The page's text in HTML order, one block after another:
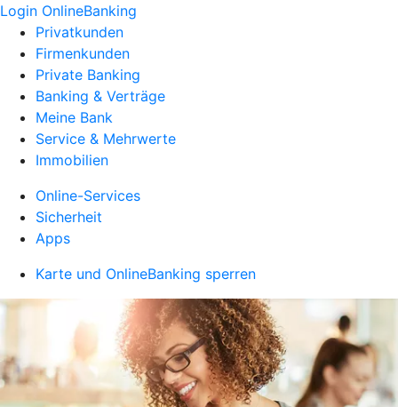
Login OnlineBanking
Privatkunden
Firmenkunden
Private Banking
Banking & Verträge
Meine Bank
Service & Mehrwerte
Immobilien
Online-Services
Sicherheit
Apps
Karte und OnlineBanking sperren